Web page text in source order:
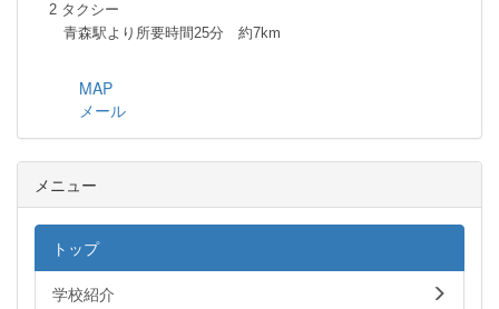
2 タクシー
青森駅より所要時間25分 約7km
MAP
メール
メニュー
トップ
学校紹介